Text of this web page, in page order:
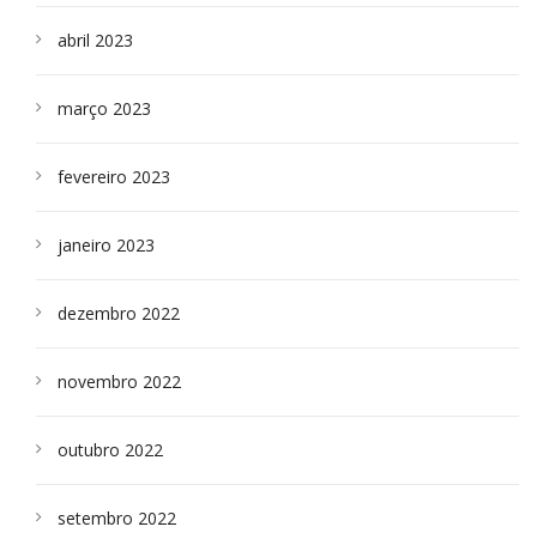
abril 2023
março 2023
fevereiro 2023
janeiro 2023
dezembro 2022
novembro 2022
outubro 2022
setembro 2022